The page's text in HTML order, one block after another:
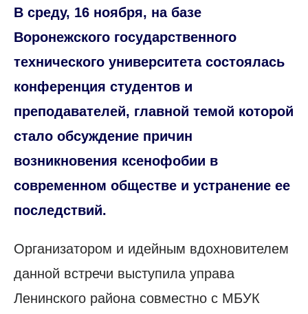
В среду, 16 ноября, на базе
Воронежского государственного
технического университета состоялась
конференция студентов и
преподавателей, главной темой которой
стало обсуждение причин
возникновения ксенофобии в
современном обществе и устранение ее
последствий.
Организатором и идейным вдохновителем
данной встречи выступила управа
Ленинского района совместно с МБУК